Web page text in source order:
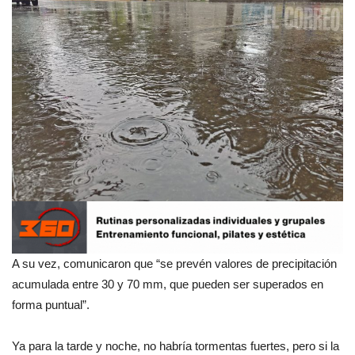
A su vez, comunicaron que “se prevén valores de precipitación
acumulada entre 30 y 70 mm, que pueden ser superados en
forma puntual”.
Ya para la tarde y noche, no habría tormentas fuertes, pero si la